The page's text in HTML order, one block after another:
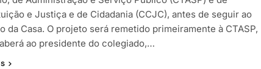
e Justiça e de Cidadania (CCJC), antes de seguir ao
da Casa. O projeto será remetido primeiramente à CTASP,
ao presidente do colegiado,…